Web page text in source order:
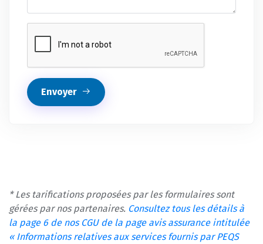
Envoyer
* Les tarifications proposées par les formulaires sont
gérées par nos partenaires. Consultez tous les détails à
la page 6 de nos CGU de la page avis assurance intitulée
« Informations relatives aux services fournis par PEQS